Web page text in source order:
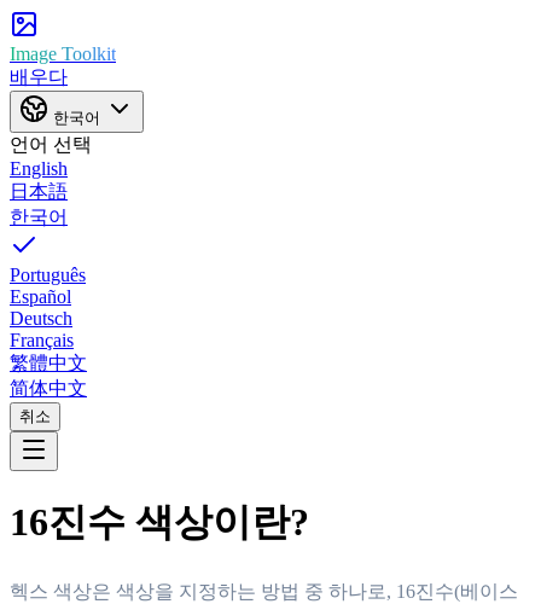
Image Toolkit
배우다
한국어
언어 선택
English
日本語
한국어
Português
Español
Deutsch
Français
繁體中文
简体中文
취소
16진수 색상이란?
헥스 색상은 색상을 지정하는 방법 중 하나로, 16진수(베이스